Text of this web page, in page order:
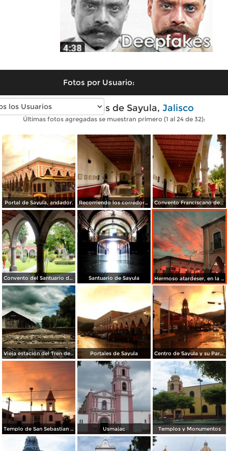
Fotos por Usuario:
Fotos modernas de Sayula, Jalisco
Últimas fotos agregadas se muestran primero (1 al 24 de 32):
Portal de Sayula, andador. Recorriendo los corredores del Convento del Satuario de Sayula Convento Franciscano del Santuario de Sayula, Jalisco. Foto Pereztroiko"
Convento del Santuario de Sayula Santuario de Sayula Hermoso atardeser, en la plaza de armas de Sayula, Foto Marty Pereztroiko
Vieja estación del Tren de Sayula, Foto Marty Pereztroiko Portales de Sayula Centro de Sayula y su Parroquia.
Templo de San Sebastian de Sayula Jalisco. Usmajac Templos y Monumentos